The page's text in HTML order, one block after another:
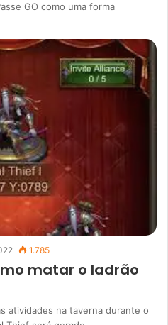
GO como uma forma
1.785
matar o ladrão
atividades na taverna durante o